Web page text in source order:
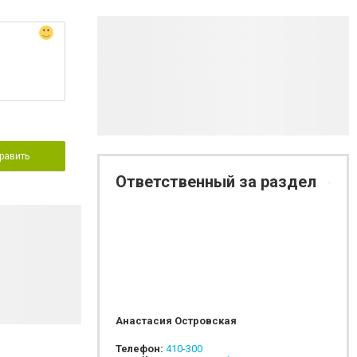
Ответственный за раздел
Анастасия Островская
Телефон: 410-300